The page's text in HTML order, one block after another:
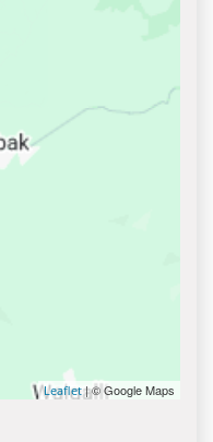
Leaflet| © Google Maps